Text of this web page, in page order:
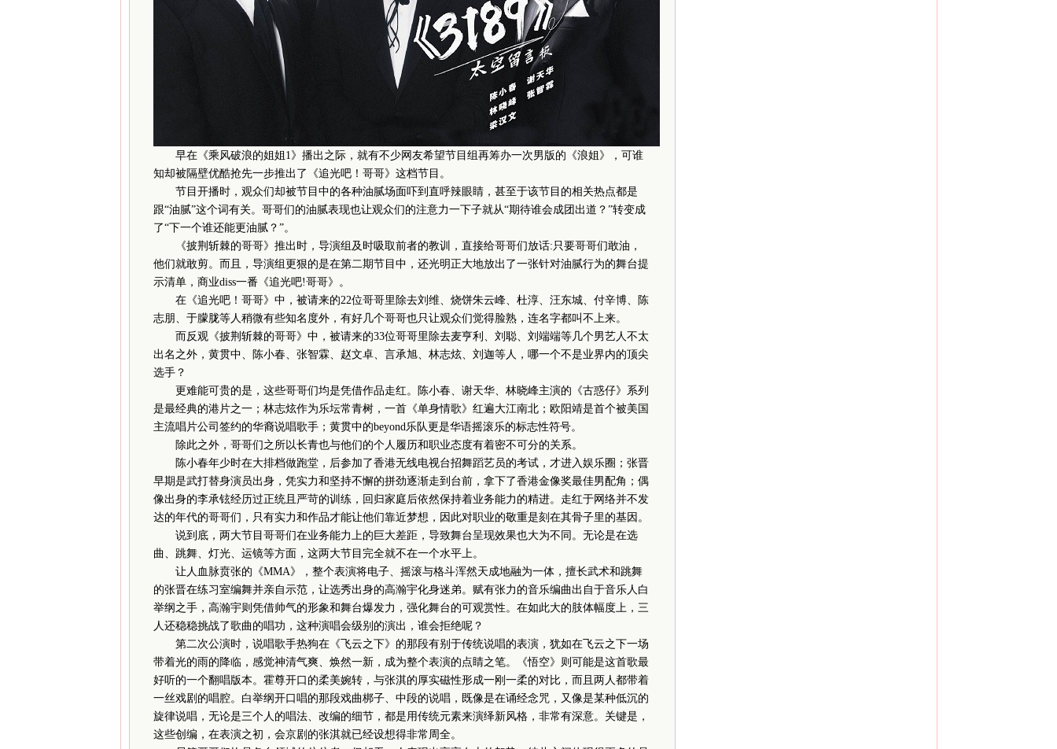
早在《乘风破浪的姐姐1》播出之际，就有不少网友希望节目组再筹办一次男版的《浪姐》，可谁
知却被隔壁优酷抢先一步推出了《追光吧！哥哥》这档节目。
节目开播时，观众们却被节目中的各种油腻场面吓到直呼辣眼睛，甚至于该节目的相关热点都是
跟“油腻”这个词有关。哥哥们的油腻表现也让观众们的注意力一下子就从“期待谁会成团出道？”转变成
了“下一个谁还能更油腻？”。
《披荆斩棘的哥哥》推出时，导演组及时吸取前者的教训，直接给哥哥们放话:只要哥哥们敢油，
他们就敢剪。而且，导演组更狠的是在第二期节目中，还光明正大地放出了一张针对油腻行为的舞台提
示清单，商业diss一番《追光吧!哥哥》。
在《追光吧！哥哥》中，被请来的22位哥哥里除去刘维、烧饼朱云峰、杜淳、汪东城、付辛博、陈
志朋、于朦胧等人稍微有些知名度外，有好几个哥哥也只让观众们觉得脸熟，连名字都叫不上来。
而反观《披荆斩棘的哥哥》中，被请来的33位哥哥里除去麦亨利、刘聪、刘端端等几个男艺人不太
出名之外，黄贯中、陈小春、张智霖、赵文卓、言承旭、林志炫、刘迦等人，哪一个不是业界内的顶尖
选手？
更难能可贵的是，这些哥哥们均是凭借作品走红。陈小春、谢天华、林晓峰主演的《古惑仔》系列
是最经典的港片之一；林志炫作为乐坛常青树，一首《单身情歌》红遍大江南北；欧阳靖是首个被美国
主流唱片公司签约的华裔说唱歌手；黄贯中的beyond乐队更是华语摇滚乐的标志性符号。
除此之外，哥哥们之所以长青也与他们的个人履历和职业态度有着密不可分的关系。
陈小春年少时在大排档做跑堂，后参加了香港无线电视台招舞蹈艺员的考试，才进入娱乐圈；张晋
早期是武打替身演员出身，凭实力和坚持不懈的拼劲逐渐走到台前，拿下了香港金像奖最佳男配角；偶
像出身的李承铉经历过正统且严苛的训练，回归家庭后依然保持着业务能力的精进。走红于网络并不发
达的年代的哥哥们，只有实力和作品才能让他们靠近梦想，因此对职业的敬重是刻在其骨子里的基因。
说到底，两大节目哥哥们在业务能力上的巨大差距，导致舞台呈现效果也大为不同。无论是在选
曲、跳舞、灯光、运镜等方面，这两大节目完全就不在一个水平上。
让人血脉贲张的《MMA》，整个表演将电子、摇滚与格斗浑然天成地融为一体，擅长武术和跳舞
的张晋在练习室编舞并亲自示范，让选秀出身的高瀚宇化身迷弟。赋有张力的音乐编曲出自于音乐人白
举纲之手，高瀚宇则凭借帅气的形象和舞台爆发力，强化舞台的可观赏性。在如此大的肢体幅度上，三
人还稳稳挑战了歌曲的唱功，这种演唱会级别的演出，谁会拒绝呢？
第二次公演时，说唱歌手热狗在《飞云之下》的那段有别于传统说唱的表演，犹如在飞云之下一场
带着光的雨的降临，感觉神清气爽、焕然一新，成为整个表演的点睛之笔。《悟空》则可能是这首歌最
好听的一个翻唱版本。霍尊开口的柔美婉转，与张淇的厚实磁性形成一刚一柔的对比，而且两人都带着
一丝戏剧的唱腔。白举纲开口唱的那段戏曲梆子、中段的说唱，既像是在诵经念咒，又像是某种低沉的
旋律说唱，无论是三个人的唱法、改编的细节，都是用传统元素来演绎新风格，非常有深意。关键是，
这些创编，在表演之初，会京剧的张淇就已经设想得非常周全。